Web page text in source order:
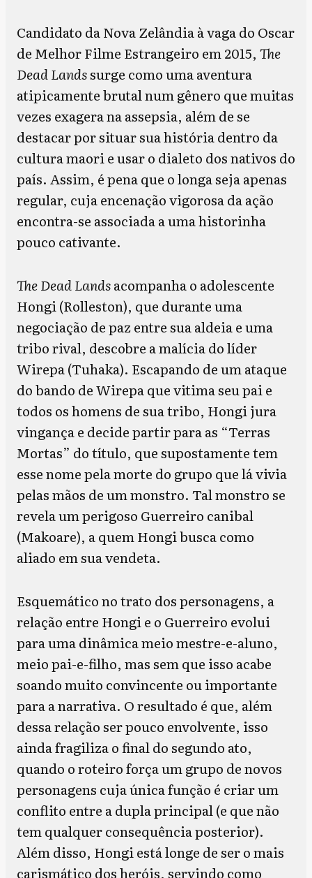
Candidato da Nova Zelândia à vaga do Oscar
de Melhor Filme Estrangeiro em 2015, The
Dead Landssurge como uma aventura
atipicamente brutal num gênero que muitas
vezes exagera na assepsia, além de se
destacar por situar sua história dentro da
cultura maori e usar o dialeto dos nativos do
país. Assim, é pena que o longa seja apenas
regular, cuja encenação vigorosa da ação
encontra-se associada a uma historinha
pouco cativante.
The Dead Landsacompanha o adolescente
Hongi (Rolleston), que durante uma
negociação de paz entre sua aldeia e uma
tribo rival, descobre a malícia do líder
Wirepa (Tuhaka). Escapando de um ataque
do bando de Wirepa que vitima seu pai e
todos os homens de sua tribo, Hongi jura
vingança e decide partir para as “Terras
Mortas” do título, que supostamente tem
esse nome pela morte do grupo que lá vivia
pelas mãos de um monstro. Tal monstro se
revela um perigoso Guerreiro canibal
(Makoare), a quem Hongi busca como
aliado em sua vendeta.
Esquemático no trato dos personagens, a
relação entre Hongi e o Guerreiro evolui
para uma dinâmica meio mestre-e-aluno,
meio pai-e-filho, mas sem que isso acabe
soando muito convincente ou importante
para a narrativa. O resultado é que, além
dessa relação ser pouco envolvente, isso
ainda fragiliza o final do segundo ato,
quando o roteiro força um grupo de novos
personagens cuja única função é criar um
conflito entre a dupla principal (e que não
tem qualquer consequência posterior).
Além disso, Hongi está longe de ser o mais
carismático dos heróis, servindo como